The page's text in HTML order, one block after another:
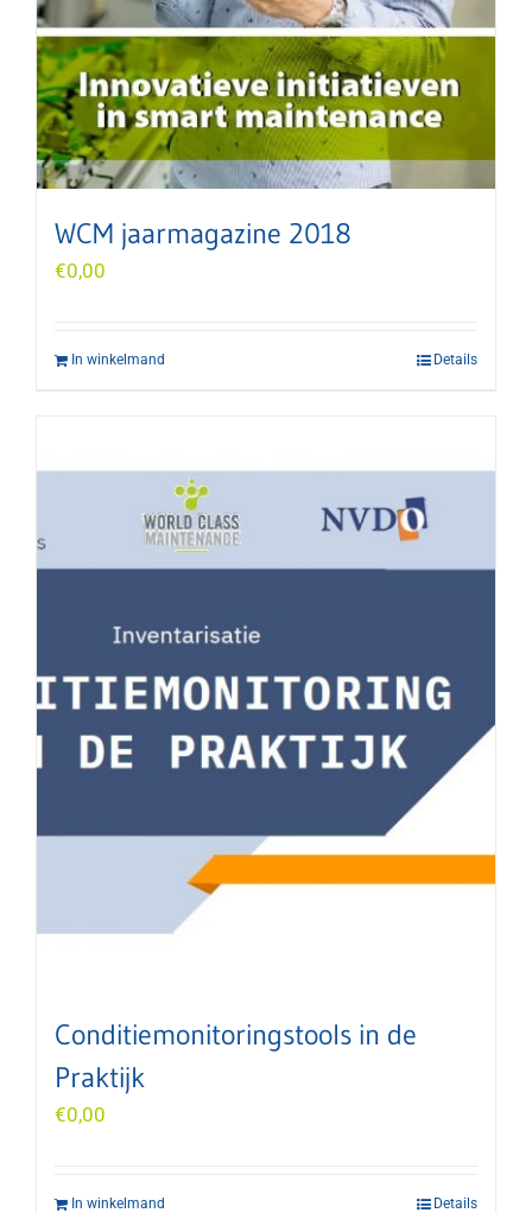
WCM jaarmagazine 2018
€0,00
In winkelmand Details
Conditiemonitoringstools in de
Praktijk
€0,00
In winkelmand Details